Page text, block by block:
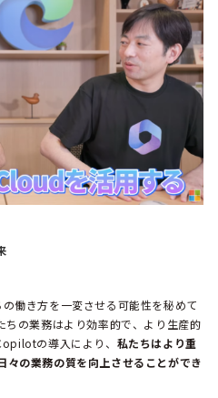
働き方を一変させる可能性を秘めて
ちの業務はより効率的で、より生産的
の導入により、 私たちはより重
々の業務の質を向上させることができ